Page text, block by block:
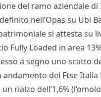
del ramo aziendale
nell’Opas su Ubi
si attesta su
Fully Loaded in area
a segno uno scatto
andamento del Ftse Italia
rialzo dell’1,6%